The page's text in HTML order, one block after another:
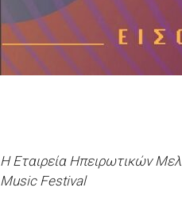
Η Εταιρεία Ηπειρωτικών
Music Festival